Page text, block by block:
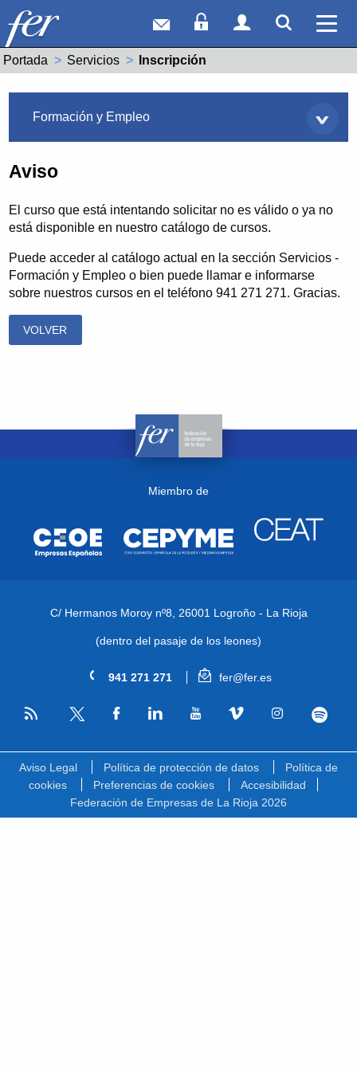
Correo webAcceso Socios
Acceso
Portada Servicios Actual:
Inscripción
Formación y Empleo
Aviso
El curso que está intentando solicitar no es válido o ya no
está disponible en nuestro catálogo de cursos.
Puede acceder al catálogo actual en la sección Servicios -
Formación y Empleo o bien puede llamar e informarse
sobre nuestros cursos en el teléfono 941 271 271. Gracias.
VOLVER
Miembro de
C/ Hermanos Moroy nº8, 26001 Logroño - La Rioja
(dentro del pasaje de los leones)
941 271 271 fer@fer.es
RSS
Aviso Legal Política de protección de datos
Política de
cookies
Preferencias de cookies
Accesibilidad
Federación de Empresas de La Rioja 2026